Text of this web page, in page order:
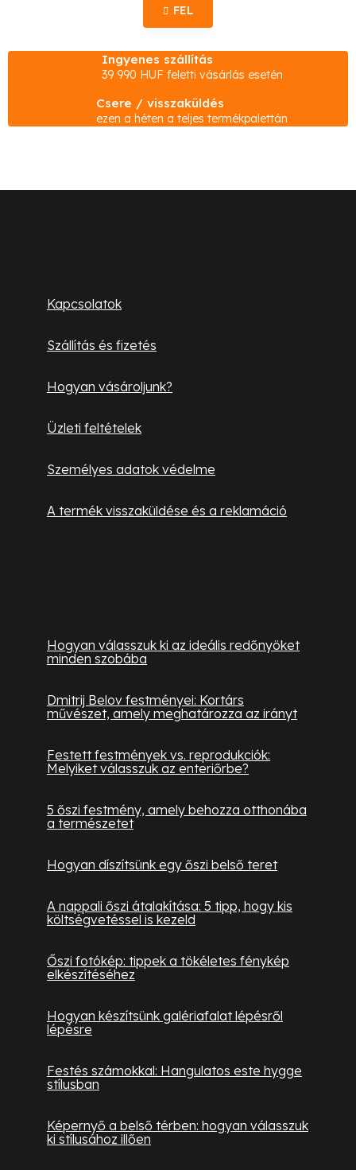
s
t
a
r
á
í
z
FEL
Ingyenes szállítás
39 990 HUF feletti vásárlás esetén
Csere / visszaküldés
ezen a héten a teljes termékpalettán
Kapcsolatok
Szállítás és fizetés
Hogyan vásároljunk?
Üzleti feltételek
Személyes adatok védelme
A termék visszaküldése és a reklamáció
Hogyan válasszuk ki az ideális redőnyöket
minden szobába
Dmitrij Belov festményei: Kortárs
művészet, amely meghatározza az irányt
Festett festmények vs. reprodukciók:
Melyiket válasszuk az enteriőrbe?
5 őszi festmény, amely behozza otthonába
a természetet
Hogyan díszítsünk egy őszi belső teret
A nappali őszi átalakítása: 5 tipp, hogy kis
költségvetéssel is kezeld
Őszi fotókép: tippek a tökéletes fénykép
elkészítéséhez
Hogyan készítsünk galériafalat lépésről
lépésre
Festés számokkal: Hangulatos este hygge
stílusban
Képernyő a belső térben: hogyan válasszuk
ki stílusához illően